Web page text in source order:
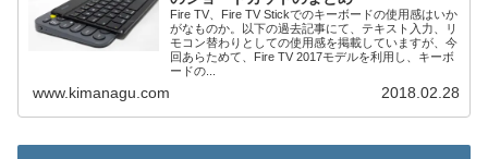
Fire TV、Fire TV Stickでのキーボードの使用感はいか
がなものか。以下の過去記事にて、テキスト入力、リ
モコン替わりとしての使用感を掲載していますが、今
回あらためて、Fire TV 2017モデルを利用し、キーボ
ードの...
www.kimanagu.com 2018.02.28